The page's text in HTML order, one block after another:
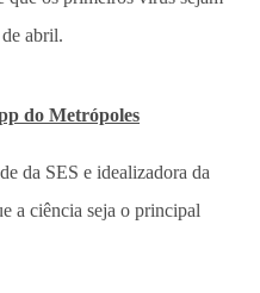
abril.
do Metrópoles
da SES e idealizadora da
a ciência seja o principal